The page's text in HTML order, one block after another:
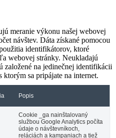
meranie výkonu našej webovej
návštev. Dáta získané pomocou
identifikátorov, ktoré
webovej stránky. Neukladajú
založené na jedinečnej identifikácii
ktorým sa pripájate na internet.
Popis
Cookie _ga nainštalovaný
službou Google Analytics počíta
údaje o návštevníkoch,
reláciách a kampaniach a tiež